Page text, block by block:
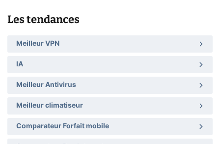
Les tendances
Meilleur VPN
IA
Meilleur Antivirus
Meilleur climatiseur
Comparateur Forfait mobile